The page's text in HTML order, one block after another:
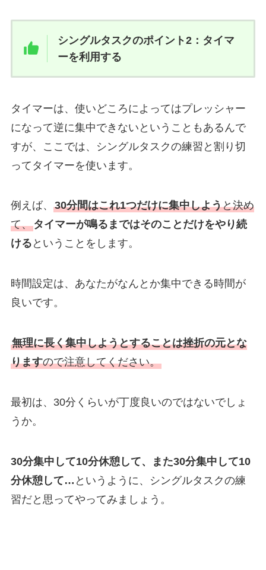
シングルタスクのポイント2：タイマ
ーを利用する
タイマーは、使いどころによってはプレッシャー
になって逆に集中できないということもあるんで
すが、ここでは、シングルタスクの練習と割り切
ってタイマーを使います。
例えば、 30分間はこれ1つだけに集中しようと決め
て、タイマーが鳴るまではそのことだけをやり続
ける ということをします。
時間設定は、あなたがなんとか集中できる時間が
良いです。
無理に長く集中しようとすることは挫折の元とな
りますので注意してください。
最初は、30分くらいが丁度良いのではないでしょ
うか。
30分集中して10分休憩して、また30分集中して10
分休憩して… というように、シングルタスクの練
習だと思ってやってみましょう。